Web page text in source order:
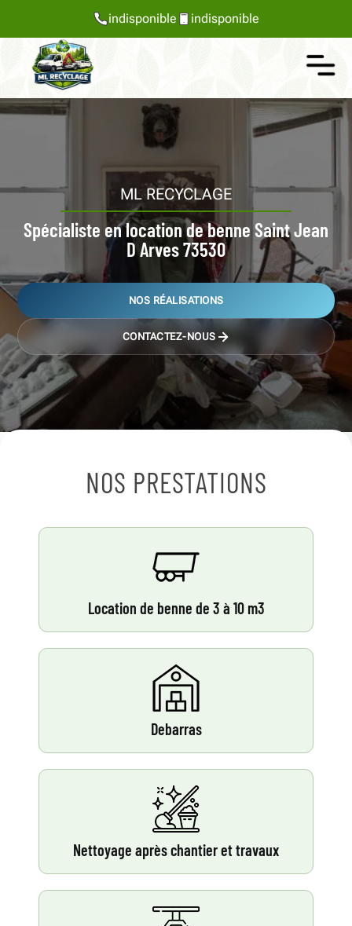
indisponible indisponible
ML RECYCLAGE
Spécialiste en location de benne Saint Jean
D Arves 73530
NOS RÉALISATIONS
CONTACTEZ-NOUS
NOS PRESTATIONS
Location de benne de 3 à 10 m3
Debarras
Nettoyage après chantier et travaux